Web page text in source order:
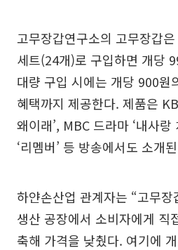
고무장갑연구소의 고무장갑
세트(24개)로 구입하면 개당
대량 구입 시에는 개당 900원
혜택까지 제공한다. 제품은
왜이래’, MBC 드라마 ‘내사랑
‘리멤버’ 등 방송에서도 소개
하얀손산업 관계자는 “고무
생산 공장에서 소비자에게 직
축해 가격을 낮췄다. 여기에